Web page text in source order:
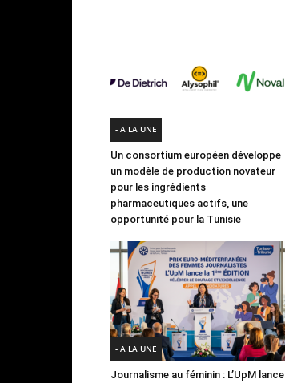
- A LA UNE
Un consortium européen développe
un modèle de production novateur
pour les ingrédients
pharmaceutiques actifs, une
opportunité pour la Tunisie
- A LA UNE
Journalisme au féminin : L’UpM lance